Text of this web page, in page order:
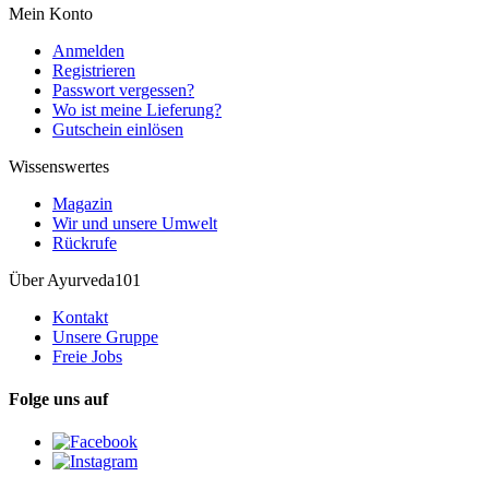
Mein Konto
Anmelden
Registrieren
Passwort vergessen?
Wo ist meine Lieferung?
Gutschein einlösen
Wissenswertes
Magazin
Wir und unsere Umwelt
Rückrufe
Über Ayurveda101
Kontakt
Unsere Gruppe
Freie Jobs
Folge uns auf